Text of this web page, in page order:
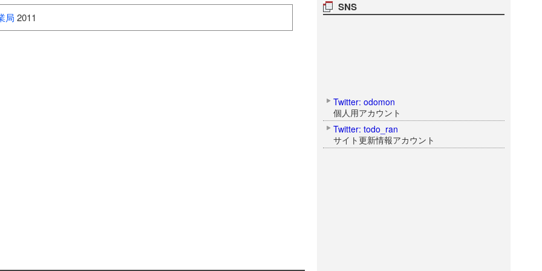
SNS
Twitter: odomon
個人用アカウント
Twitter: todo_ran
サイト更新情報アカウント
局 2011